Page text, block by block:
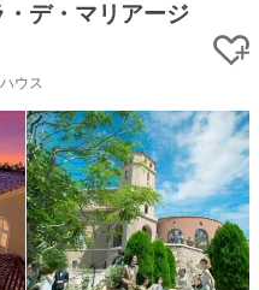
デ・マリアージ
ウス